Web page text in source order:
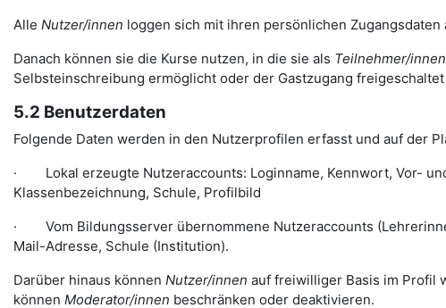
Alle Nutzer/innen loggen sich mit ihren persönlichen
Danach können sie die Kurse nutzen, in die sie als Teilnehmer/innen
Selbsteinschreibung ermöglicht oder der Gastzugang
5.2 Benutzerdaten
Folgende Daten werden in den Nutzerprofilen erfasst und auf der
· Lokal erzeugte Nutzeraccounts: Loginname, Kennwort, Vor-
Klassenbezeichnung, Schule, Profilbild
· Vom Bildungsserver übernommene Nutzeraccounts
Mail-Adresse, Schule (Institution).
Darüber hinaus können Nutzer/innen auf freiwilliger Basis im Profil
können Moderator/innen beschränken oder deaktivieren.